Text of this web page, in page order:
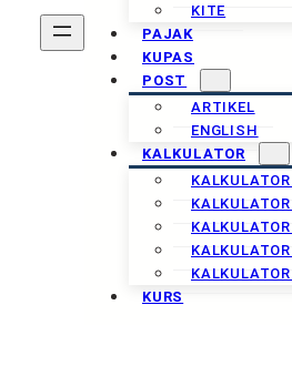
KITE
PAJAK
KUPAS
POST
ARTIKEL
ENGLISH
KALKULATOR
KURS